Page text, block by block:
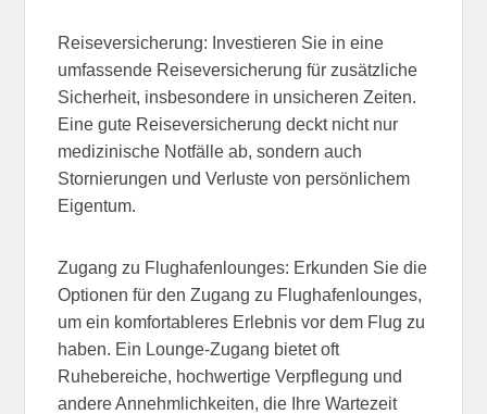
Reiseversicherung: Investieren Sie in eine
umfassende Reiseversicherung für zusätzliche
Sicherheit, insbesondere in unsicheren Zeiten.
Eine gute Reiseversicherung deckt nicht nur
medizinische Notfälle ab, sondern auch
Stornierungen und Verluste von persönlichem
Eigentum.
Zugang zu Flughafenlounges: Erkunden Sie die
Optionen für den Zugang zu Flughafenlounges,
um ein komfortableres Erlebnis vor dem Flug zu
haben. Ein Lounge-Zugang bietet oft
Ruhebereiche, hochwertige Verpflegung und
andere Annehmlichkeiten, die Ihre Wartezeit